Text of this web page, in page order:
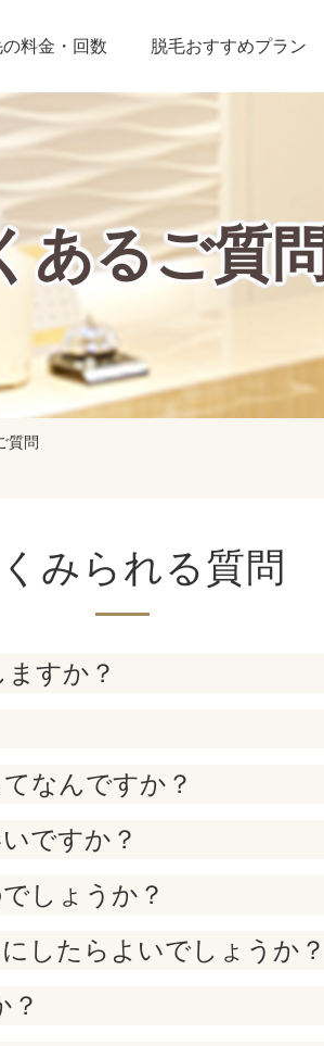
の料金・回数 脱毛おすすめプラン
あるご質問
質問
みられる質問
すか？
なんですか？
ですか？
しょうか？
したらよいでしょうか？
？